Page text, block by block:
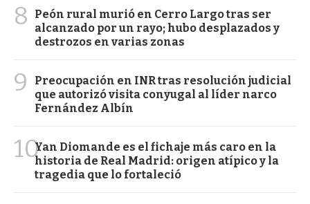
8
Peón rural murió en Cerro Largo tras ser
alcanzado por un rayo; hubo desplazados y
destrozos en varias zonas
9
Preocupación en INR tras resolución judicial
que autorizó visita conyugal al líder narco
Fernández Albín
10Yan Diomande es el fichaje más caro en la
historia de Real Madrid: origen atípico y la
tragedia que lo fortaleció